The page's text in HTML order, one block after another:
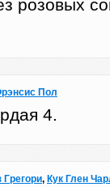
розовых
Пол
4.
Грегори, Кук Глен